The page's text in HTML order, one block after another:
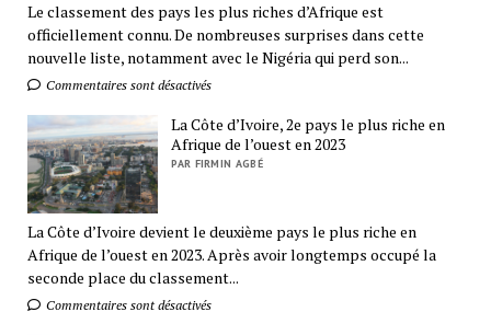
Le classement des pays les plus riches d’Afrique est
officiellement connu. De nombreuses surprises dans cette
nouvelle liste, notamment avec le Nigéria qui perd son...
Commentaires sont désactivés
La Côte d’Ivoire, 2e pays le plus riche en
Afrique de l’ouest en 2023
PAR FIRMIN AGBÉ
La Côte d’Ivoire devient le deuxième pays le plus riche en
Afrique de l’ouest en 2023. Après avoir longtemps occupé la
seconde place du classement...
Commentaires sont désactivés